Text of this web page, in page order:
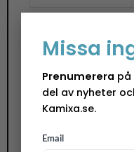
Missa
Prenumerera på
del av nyheter
Kamixa.se.
Email
webbplats i denna
skriver en kommentar.